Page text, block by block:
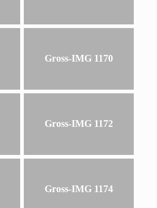
Gross-IMG 1170
Gross-IMG 1172
Gross-IMG 1174